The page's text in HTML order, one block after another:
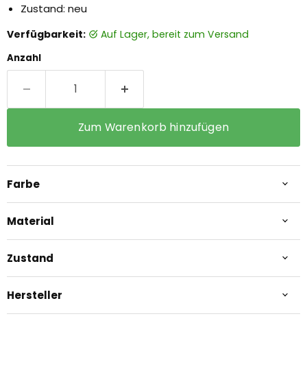
Zustand: neu
Verfügbarkeit: auf Lager, bereit zum Versand
Anzahl
Zum Warenkorb hinzufügen
Farbe
Material
Zustand
Hersteller